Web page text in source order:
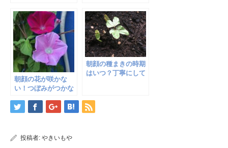
ころまで
けまで
朝顔の花が咲かな
い！つぼみがつかな
処方法を解説！
朝顔の種まきの時期
はいつ？丁寧にして
投稿者: やきいもや